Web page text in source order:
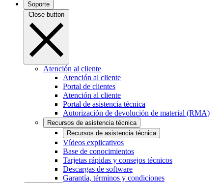
Soporte
Close button
Atención al cliente
Atención al cliente
Portal de clientes
Atención al cliente
Portal de asistencia técnica
Autorización de devolución de material (RMA)
Recursos de asistencia técnica
Recursos de asistencia técnica
Vídeos explicativos
Base de conocimientos
Tarjetas rápidas y consejos técnicos
Descargas de software
Garantía, términos y condiciones